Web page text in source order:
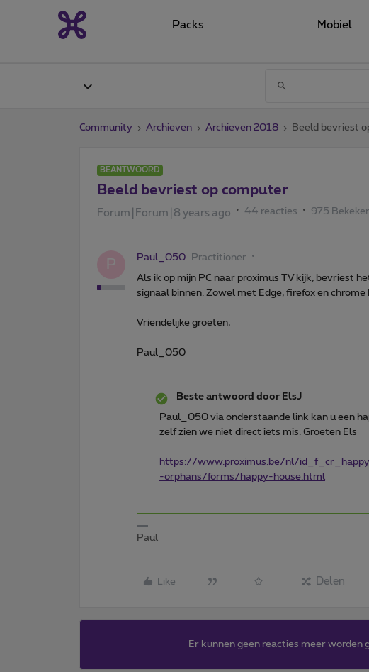
Packs Mobiel
Community Archieven Archieven 2018 Beeld bevriest
BEANTWOORD
Beeld bevriest op computer
Forum|Forum|8 years ago 44 reacties 975
P Paul_050 Practitioner
Als ik op mijn PC naar proximus TV kijk, bevriest
signaal binnen. Zowel met Edge, firefox en
Vriendelijke groeten,
Paul_050
Beste antwoord door ElsJ
Paul_050 via onderstaande link kan u een
zelf zien we niet direct iets mis. Groeten Els
https://www.proximus.be/nl/
-orphans/forms/happy-house.html
Paul
Like Delen
Er kunnen geen reacties meer worden